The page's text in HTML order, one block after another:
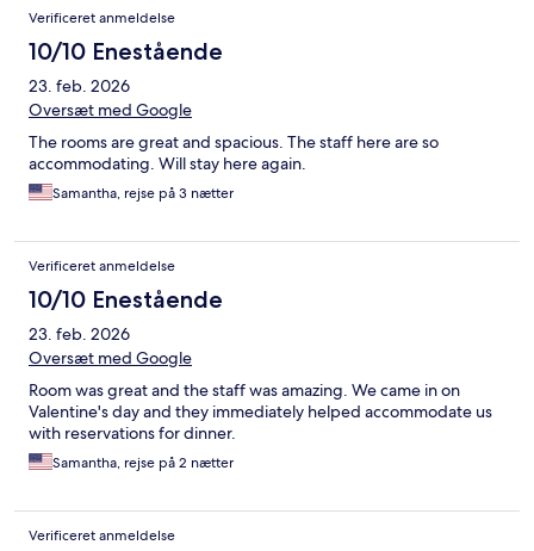
Verificeret anmeldelse
10/10 Enestående
23. feb. 2026
Oversæt med Google
The rooms are great and spacious. The staff here are so
accommodating. Will stay here again.
Samantha, rejse på 3 nætter
Verificeret anmeldelse
10/10 Enestående
23. feb. 2026
Oversæt med Google
Room was great and the staff was amazing. We came in on
Valentine's day and they immediately helped accommodate us
with reservations for dinner.
Samantha, rejse på 2 nætter
Verificeret anmeldelse